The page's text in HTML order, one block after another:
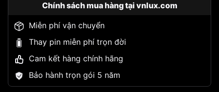
Chính sách mua hàng tại vnlux.com
Miễn phí vận chuyển
Thay pin miễn phí trọn đời
Cam kết hàng chính hãng
Bảo hành trọn gói 5 năm